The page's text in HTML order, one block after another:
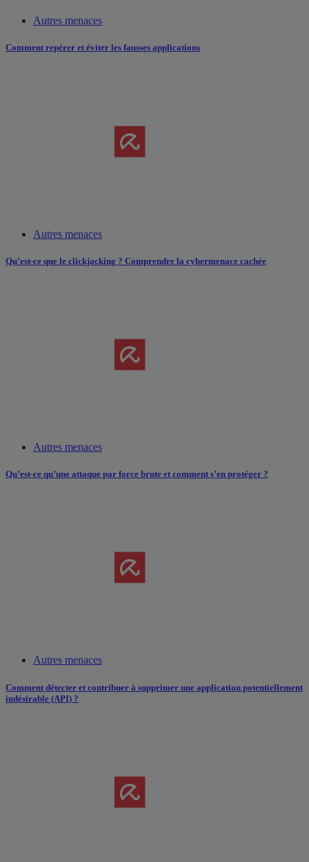
Autres menaces
Comment repérer et éviter les fausses applications
Autres menaces
Qu’est-ce que le clickjacking ? Comprendre la cybermenace cachée
Autres menaces
Qu’est-ce qu’une attaque par force brute et comment s’en protéger ?
Autres menaces
Comment détecter et contribuer à supprimer une application potentiellement
indésirable (API) ?